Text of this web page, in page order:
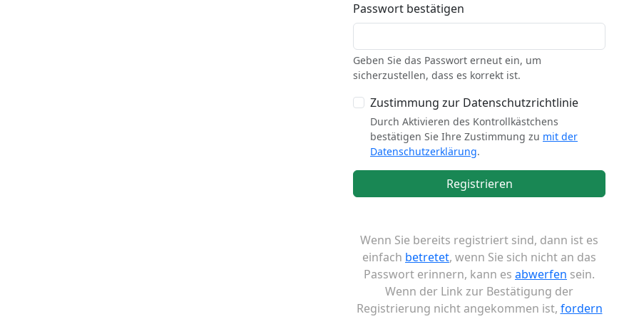
Passwort bestätigen
Geben Sie das Passwort erneut ein, um
sicherzustellen, dass es korrekt ist.
Zustimmung zur Datenschutzrichtlinie
Durch Aktivieren des Kontrollkästchens
bestätigen Sie Ihre Zustimmung zu mit der
Datenschutzerklärung
Registrieren
Wenn Sie bereits registriert sind, dann ist es
einfach betretet , wenn Sie sich nicht an das
Passwort erinnern, kann es abwerfen sein.
Wenn der Link zur Bestätigung der
Registrierung nicht angekommen ist, fordern